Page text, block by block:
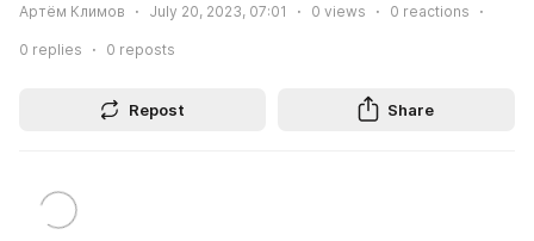
Артём Климов July 20, 2023, 07:01 0 views 0 reactions
0 replies 0 reposts
Repost Share